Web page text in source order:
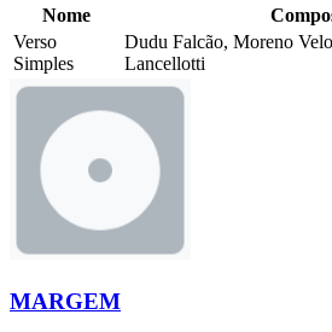
Nome
Verso
Simples
Dudu Falcão, Moreno
Lancellotti
MARGEM